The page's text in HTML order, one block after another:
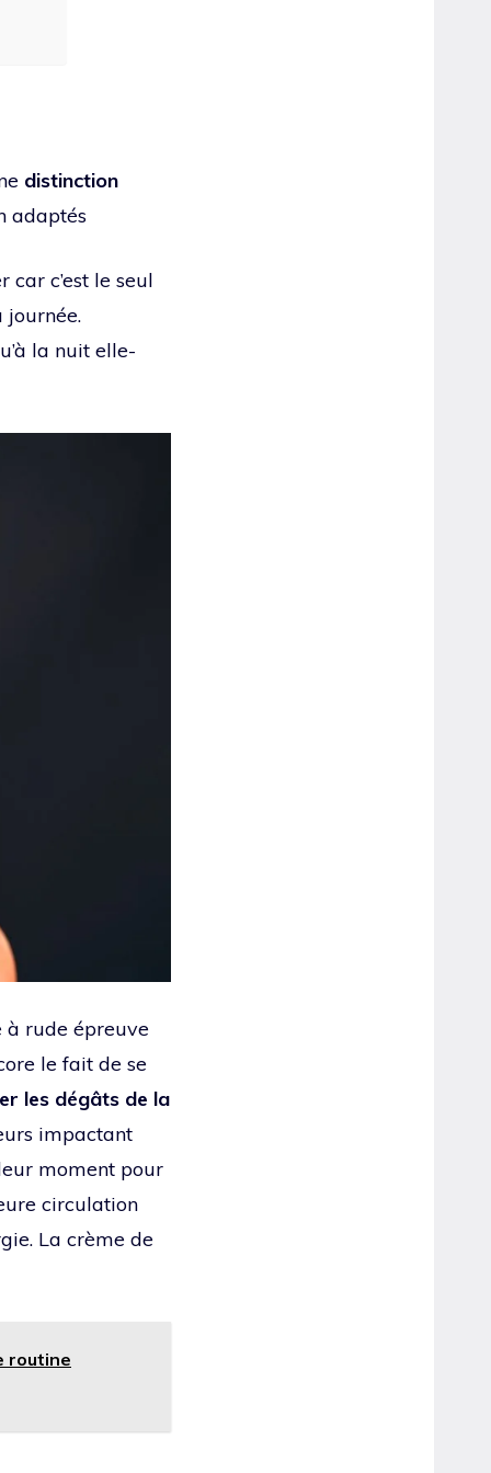
distinction
adaptés
c’est le seul
journée.
la nuit elle-
à rude épreuve
le fait de se
les dégâts de la
impactant
moment pour
circulation
La crème de
routine